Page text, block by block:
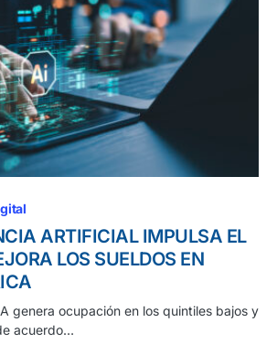
ARTIFICIAL IMPULSA EL
LOS SUELDOS EN
genera ocupación en los quintiles bajos y
acuerdo…